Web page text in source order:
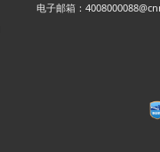
电子邮箱：